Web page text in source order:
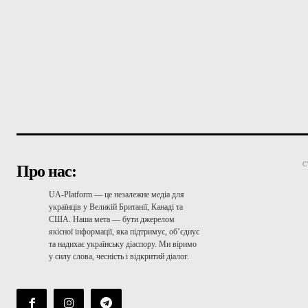
Про нас:
UA-Platform — це незалежне медіа для
українців у Великій Британії, Канаді та
США. Наша мета — бути джерелом
якісної інформації, яка підтримує, об’єднує
та надихає українську діаспору. Ми віримо
у силу слова, чесність і відкритий діалог.